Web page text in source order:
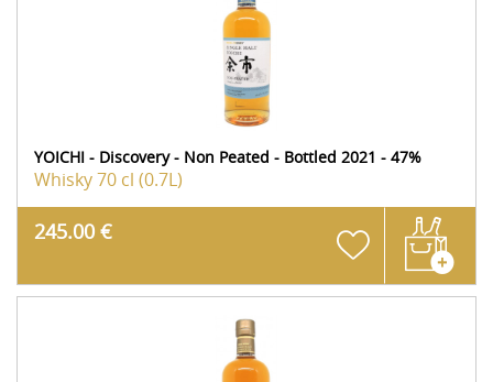
YOICHI - Discovery - Non Peated - Bottled 2021 - 47%
Whisky70 cl (0.7L)
245.00 €